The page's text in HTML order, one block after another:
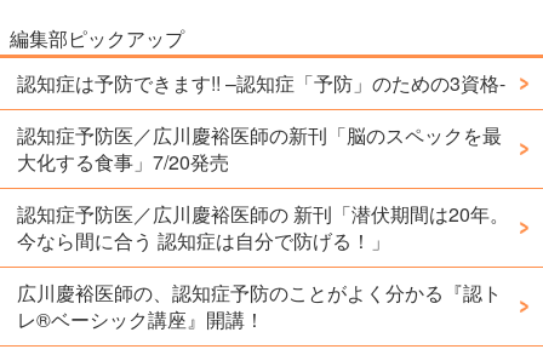
編集部ピックアップ
認知症は予防できます!! –認知症「予防」のための3資格-
認知症予防医／広川慶裕医師の新刊「脳のスペックを最
大化する食事」7/20発売
認知症予防医／広川慶裕医師の 新刊「潜伏期間は20年。
今なら間に合う 認知症は自分で防げる！」
広川慶裕医師の、認知症予防のことがよく分かる『認ト
レ®️ベーシック講座』開講！